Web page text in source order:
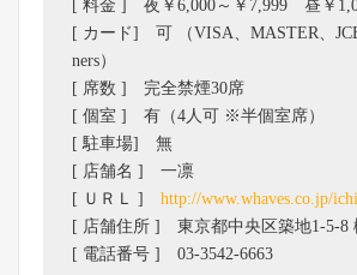
[ 料金 ] 夜￥6,000～￥7,999 昼￥
[ カード] 可 （VISA、MASTER、
ners）
[ 席数 ] 完全禁煙30席
[ 個室 ] 有（4人可 ※半個室席）
[ 駐車場] 無
[ 店舗名 ] 一凛
[ ＵＲＬ ] http://www.whaves.co.jp/
[ 店舗住所 ] 東京都中央区築地1-5-8
[ 電話番号 ] 03-3542-6663